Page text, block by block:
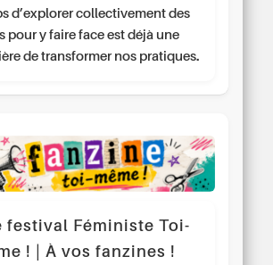
d’explorer collectivement des
pour y faire face est déjà une
de transformer nos pratiques.
festival Féministe Toi-
! | À vos fanzines !